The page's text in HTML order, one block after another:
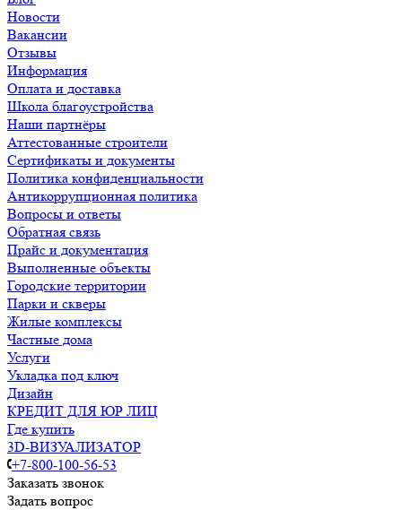
Новости
Вакансии
Отзывы
Информация
Оплата и доставка
Школа благоустройства
Наши партнёры
Аттестованные строители
Сертификаты и документы
Политика конфиденциальности
Антикоррупционная политика
Вопросы и ответы
Обратная связь
Прайс и документация
Выполненные объекты
Городские территории
Парки и скверы
Жилые комплексы
Частные дома
Услуги
Укладка под ключ
Дизайн
КРЕДИТ ДЛЯ ЮР ЛИЦ
Где купить
3D-ВИЗУАЛИЗАТОР
+7-800-100-56-53
Заказать звонок
Задать вопрос